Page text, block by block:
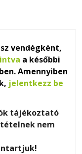
vendégként,
a későbbi
Amennyiben
jelentkezz be
tájékoztató
nem